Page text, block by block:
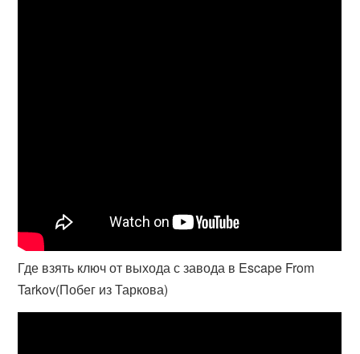
Где взять ключ от выхода с завода в Escape From
Tarkov(Побег из Таркова)